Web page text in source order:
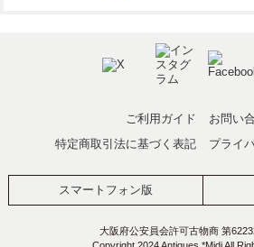
ご利用ガイド
お問い
特定商取引法に基づく表記
プライ
スマートフォン版
大阪府公安員会許可古物商 第